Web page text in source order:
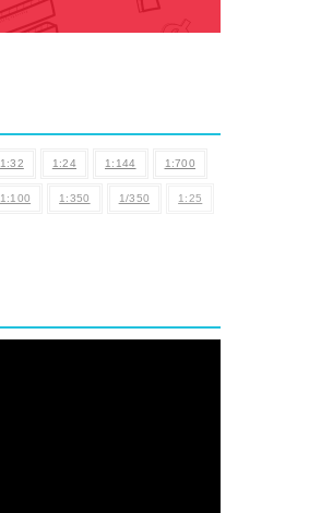
1:32 1:24 1:144 1:700
1:100 1:350 1/350 1:25